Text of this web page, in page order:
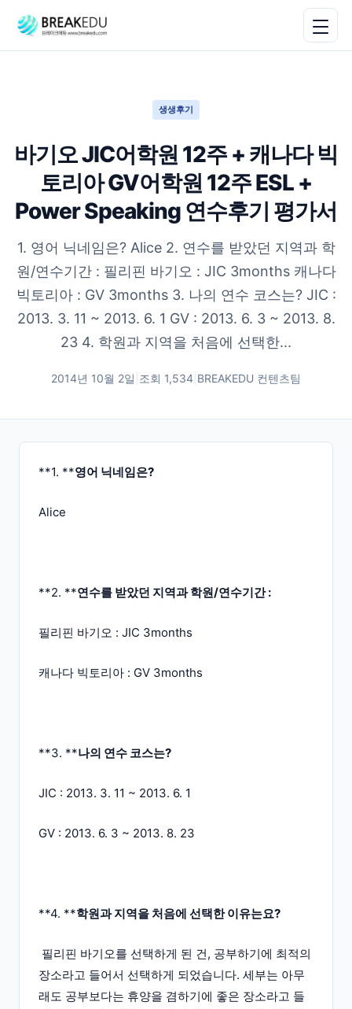
생생후기
바기오 JIC어학원 12주 + 캐나다 빅
토리아 GV어학원 12주 ESL +
Power Speaking 연수후기 평가서
1. 영어 닉네임은? Alice 2. 연수를 받았던 지역과 학
원/연수기간 : 필리핀 바기오 : JIC 3months 캐나다
빅토리아 : GV 3months 3. 나의 연수 코스는? JIC :
2013. 3. 11 ~ 2013. 6. 1 GV : 2013. 6. 3 ~ 2013. 8.
23 4. 학원과 지역을 처음에 선택한...
2014년 10월 2일 조회 1,534 BREAKEDU 컨텐츠팀
**1. **영어 닉네임은?
Alice
**2. **연수를 받았던 지역과 학원/연수기간 :
필리핀 바기오 : JIC 3months
캐나다 빅토리아 : GV 3months
**3. **나의 연수 코스는?
JIC : 2013. 3. 11 ~ 2013. 6. 1
GV : 2013. 6. 3 ~ 2013. 8. 23
**4. **학원과 지역을 처음에 선택한 이유는요?
필리핀 바기오를 선택하게 된 건, 공부하기에 최적의
장소라고 들어서 선택하게 되었습니다. 세부는 아무
래도 공부보다는 휴양을 겸하기에 좋은 장소라고 들